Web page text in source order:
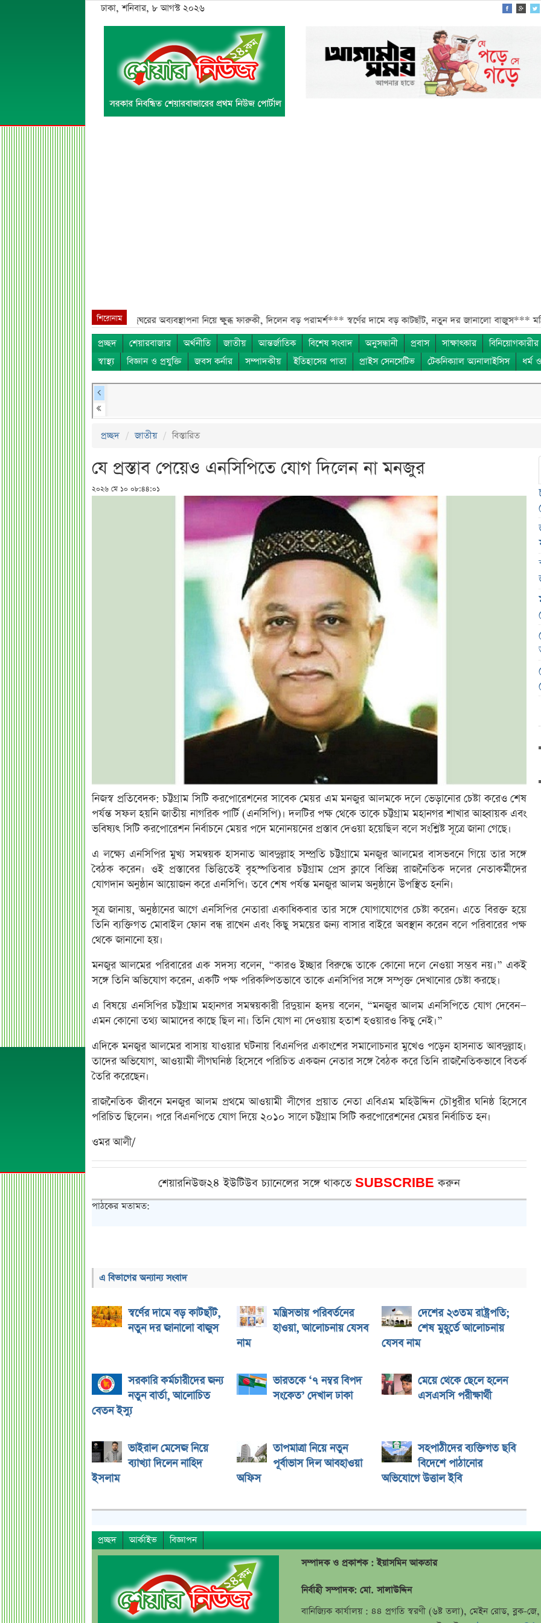
ঢাকা, শনিবার, ৮ আগস্ট ২০২৬
শিরোনাম
জুলাই জাদুঘরের অব্যবস্থাপনা নিয়ে ক্ষুব্ধ ফারুকী, দিলেন বড় পরামর্শ*** স্বর্ণের দামে বড় কাটছাঁট, নতুন দর জানালো বাজুস*** মন্ত্রিসভায়
প্রচ্ছদ
শেয়ারবাজার অর্থনীতি জাতীয় আন্তর্জাতিক বিশেষ সংবাদ অনুসন্ধানী প্রবাস সাক্ষাৎকার
স্বাস্থ্য
বিজ্ঞান ও প্রযুক্তি জবস কর্নার সম্পাদকীয় ইতিহাসের পাতা প্রাইস সেনসেটিভ টেকনিক্যাল অ্যনালাইসিস ধর্ম
প্রচ্ছদ জাতীয় বিস্তারিত
যে প্রস্তাব পেয়েও এনসিপিতে যোগ দিলেন না মনজুর
২০২৬ মে ১০ ০৮:৪৪:০১
নিজস্ব প্রতিবেদক: চট্টগ্রাম সিটি করপোরেশনের সাবেক মেয়র এম মনজুর আলমকে দলে ভেড়ানোর চেষ্টা করেও শেষ
পর্যন্ত সফল হয়নি জাতীয় নাগরিক পার্টি (এনসিপি)। দলটির পক্ষ থেকে তাকে চট্টগ্রাম মহানগর শাখার আহ্বায়ক এবং
ভবিষ্যৎ সিটি করপোরেশন নির্বাচনে মেয়র পদে মনোনয়নের প্রস্তাব দেওয়া হয়েছিল বলে সংশ্লিষ্ট সূত্রে জানা গেছে।
এ লক্ষ্যে এনসিপির মুখ্য সমন্বয়ক হাসনাত আবদুল্লাহ সম্প্রতি চট্টগ্রামে মনজুর আলমের বাসভবনে গিয়ে তার সঙ্গে
বৈঠক করেন। ওই প্রস্তাবের ভিত্তিতেই বৃহস্পতিবার চট্টগ্রাম প্রেস ক্লাবে বিভিন্ন রাজনৈতিক দলের নেতাকর্মীদের
যোগদান অনুষ্ঠান আয়োজন করে এনসিপি। তবে শেষ পর্যন্ত মনজুর আলম অনুষ্ঠানে উপস্থিত হননি।
সূত্র জানায়, অনুষ্ঠানের আগে এনসিপির নেতারা একাধিকবার তার সঙ্গে যোগাযোগের চেষ্টা করেন। এতে বিরক্ত হয়ে
তিনি ব্যক্তিগত মোবাইল ফোন বন্ধ রাখেন এবং কিছু সময়ের জন্য বাসার বাইরে অবস্থান করেন বলে পরিবারের পক্ষ
থেকে জানানো হয়।
মনজুর আলমের পরিবারের এক সদস্য বলেন, “কারও ইচ্ছার বিরুদ্ধে তাকে কোনো দলে নেওয়া সম্ভব নয়।” একই
সঙ্গে তিনি অভিযোগ করেন, একটি পক্ষ পরিকল্পিতভাবে তাকে এনসিপির সঙ্গে সম্পৃক্ত দেখানোর চেষ্টা করছে।
এ বিষয়ে এনসিপির চট্টগ্রাম মহানগর সমন্বয়কারী রিদুয়ান হৃদয় বলেন, “মনজুর আলম এনসিপিতে যোগ দেবেন—
এমন কোনো তথ্য আমাদের কাছে ছিল না। তিনি যোগ না দেওয়ায় হতাশ হওয়ারও কিছু নেই।”
এদিকে মনজুর আলমের বাসায় যাওয়ার ঘটনায় বিএনপির একাংশের সমালোচনার মুখেও পড়েন হাসনাত আবদুল্লাহ।
তাদের অভিযোগ, আওয়ামী লীগঘনিষ্ঠ হিসেবে পরিচিত একজন নেতার সঙ্গে বৈঠক করে তিনি রাজনৈতিকভাবে বিতর্ক
তৈরি করেছেন।
রাজনৈতিক জীবনে মনজুর আলম প্রথমে আওয়ামী লীগের প্রয়াত নেতা এবিএম মহিউদ্দিন চৌধুরীর ঘনিষ্ঠ হিসেবে
পরিচিত ছিলেন। পরে বিএনপিতে যোগ দিয়ে ২০১০ সালে চট্টগ্রাম সিটি করপোরেশনের মেয়র নির্বাচিত হন।
ওমর আলী/
শেয়ারনিউজ২৪ ইউটিউব চ্যানেলের সঙ্গে থাকতে SUBSCRIBEকরুন
পাঠকের মতামত:
এ বিভাগের অন্যান্য সংবাদ
স্বর্ণের দামে বড় কাটছাঁট,
নতুন দর জানালো বাজুস
মন্ত্রিসভায় পরিবর্তনের
হাওয়া, আলোচনায় যেসব
নাম
দেশের ২৩তম রাষ্ট্রপতি;
শেষ মুহূর্তে আলোচনায়
যেসব নাম
সরকারি কর্মচারীদের জন্য
নতুন বার্তা, আলোচিত
বেতন ইস্যু
ভারতকে ‘৭ নম্বর বিপদ
সংকেত’ দেখাল ঢাকা
মেয়ে থেকে ছেলে হলেন
এসএসসি পরীক্ষার্থী
ভাইরাল মেসেজ নিয়ে
ব্যাখ্যা দিলেন নাহিদ
ইসলাম
তাপমাত্রা নিয়ে নতুন
পূর্বাভাস দিল আবহাওয়া
অফিস
সহপাঠীদের ব্যক্তিগত ছবি
বিদেশে পাঠানোর
অভিযোগে উত্তাল ইবি
প্রচ্ছদ আর্কাইভ
বিজ্ঞাপন
সম্পাদক ও প্রকাশক : ইয়াসমিন আকতার
নির্বাহী সম্পাদক: মো. সালাউদ্দিন
বানিজ্যিক কার্যালয় : ৪৪ প্রগতি স্বরণী (৬ষ্ট তলা), মেইন রোড, ব্লক-